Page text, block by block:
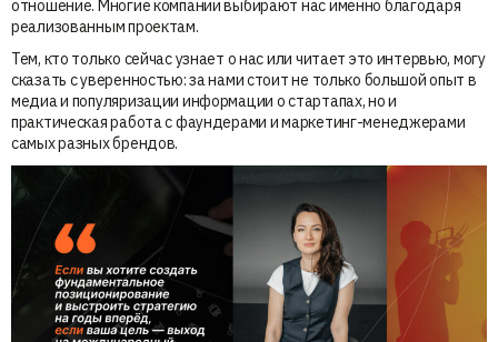
отношение. Многие компании выбирают нас именно благодаря
реализованным проектам.
Тем, кто только сейчас узнает о нас или читает это интервью, могу
сказать с уверенностью: за нами стоит не только большой опыт в
медиа и популяризации информации о стартапах, но и
практическая работа с фаундерами и маркетинг-менеджерами
самых разных брендов.